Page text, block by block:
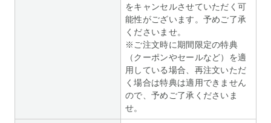
をキャンセルさせていただく可
能性がございます。予めご了承
くださいませ。
※ご注文時に期間限定の特典
（クーポンやセールなど）を適
用している場合、再注文いただ
く場合は特典は適用できません
ので、予めご了承くださいま
せ。